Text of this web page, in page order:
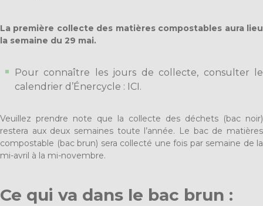
La première collecte des matières compostables aura lieu
la semaine du 29 mai.
Pour connaître les jours de collecte, consulter le
calendrier d’Énercycle : ICI .
Veuillez prendre note que la collecte des déchets (bac noir)
restera aux deux semaines toute l’année. Le bac de matières
compostable (bac brun) sera collecté une fois par semaine de la
mi-avril à la mi-novembre.
Ce qui va dans le bac brun :